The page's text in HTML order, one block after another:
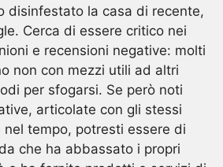
disinfestato la casa di recente,
Cerca di essere critico nei
e recensioni negative: molti
non con mezzi utili ad altri
per sfogarsi. Se però noti
articolate con gli stessi
tempo, potresti essere di
che ha abbassato i propri